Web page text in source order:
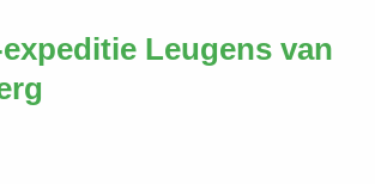
expeditie Leugens van